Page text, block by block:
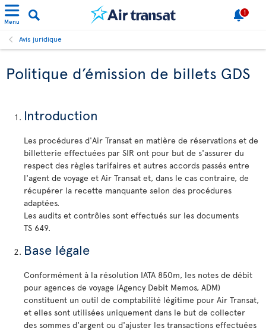
Menu
1
Avis juridique
Politique d’émission de billets GDS
Introduction
Les procédures d'Air Transat en matière de réservations et de
billetterie effectuées par SIR ont pour but de s'assurer du
respect des règles tarifaires et autres accords passés entre
l'agent de voyage et Air Transat et, dans le cas contraire, de
récupérer la recette manquante selon des procédures
adaptées.
Les audits et contrôles sont effectués sur les documents
TS 649.
Base légale
Conformément à la résolution IATA 850m, les notes de débit
pour agences de voyage (Agency Debit Memos, ADM)
constituent un outil de comptabilité légitime pour Air Transat,
et elles sont utilisées uniquement dans le but de collecter
des sommes d'argent ou d'ajuster les transactions effectuées